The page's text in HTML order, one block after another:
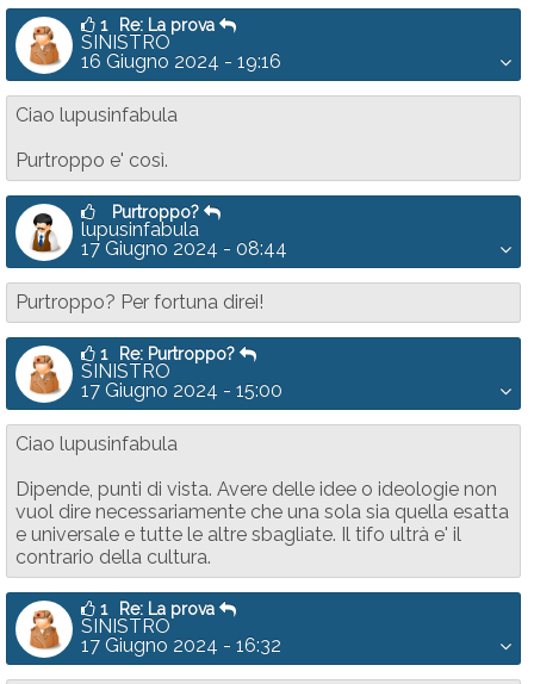
1 Re: La prova
SINISTRO
16 Giugno 2024 - 19:16
Ciao lupusinfabula
Purtroppo e' così.
Purtroppo?
lupusinfabula
17 Giugno 2024 - 08:44
Purtroppo? Per fortuna direi!
1 Re: Purtroppo?
SINISTRO
17 Giugno 2024 - 15:00
Ciao lupusinfabula
Dipende, punti di vista. Avere delle idee o ideologie non
vuol dire necessariamente che una sola sia quella esatta
e universale e tutte le altre sbagliate. Il tifo ultrà e' il
contrario della cultura.
1 Re: La prova
SINISTRO
17 Giugno 2024 - 16:32